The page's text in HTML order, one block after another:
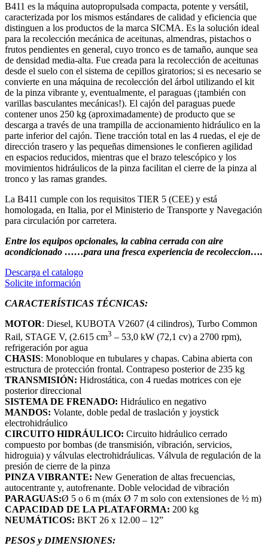
B411 es la máquina autopropulsada compacta, potente y versátil,
caracterizada por los mismos estándares de calidad y eficiencia que
distinguen a los productos de la marca SICMA. Es la solución ideal
para la recolección mecánica de aceitunas, almendras, pistachos o
frutos pendientes en general, cuyo tronco es de tamaño, aunque sea
de densidad media-alta. Fue creada para la recolección de aceitunas
desde el suelo con el sistema de cepillos giratorios; si es necesario se
convierte en una máquina de recolección del árbol utilizando el kit
de la pinza vibrante y, eventualmente, el paraguas (¡también con
varillas basculantes mecánicas!). El cajón del paraguas puede
contener unos 250 kg (aproximadamente) de producto que se
descarga a través de una trampilla de accionamiento hidráulico en la
parte inferior del cajón. Tiene tracción total en las 4 ruedas, el eje de
dirección trasero y las pequeñas dimensiones le confieren agilidad
en espacios reducidos, mientras que el brazo telescópico y los
movimientos hidráulicos de la pinza facilitan el cierre de la pinza al
tronco y las ramas grandes.
La B411 cumple con los requisitos TIER 5 (CEE) y está
homologada, en Italia, por el Ministerio de Transporte y Navegación
para circulación por carretera.
Entre los equipos opcionales, la cabina cerrada con aire
acondicionado ……para una fresca experiencia de recoleccion….
Descarga el catalogo
Solicite información
CARACTERÍSTICAS TÉCNICAS:
MOTOR: Diesel, KUBOTA V2607 (4 cilindros), Turbo Common
Rail, STAGE V, (2.615 cm3 – 53,0 kW (72,1 cv) a 2700 rpm),
refrigeración por agua
CHASIS: Monobloque en tubulares y chapas. Cabina abierta con
estructura de protección frontal. Contrapeso posterior de 235 kg
TRANSMISIÓN: Hidrostática, con 4 ruedas motrices con eje
posterior direccional
SISTEMA DE FRENADO: Hidráulico en negativo
MANDOS: Volante, doble pedal de traslación y joystick
electrohidráulico
CIRCUITO HIDRÁULICO: Circuito hidráulico cerrado
compuesto por bombas (de transmisión, vibración, servicios,
hidroguia) y válvulas electrohidráulicas. Válvula de regulación de la
presión de cierre de la pinza
PINZA VIBRANTE: New Generation de altas frecuencias,
autocentrante y, autofrenante. Doble velocidad de vibración
PARAGUAS:Ø 5 o 6 m (máx Ø 7 m solo con extensiones de ½ m)
CAPACIDAD DE LA PLATAFORMA: 200 kg
NEUMÁTICOS: BKT 26 x 12.00 – 12”
PESOS y DIMENSIONES: